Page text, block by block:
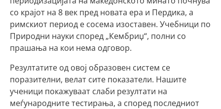
со крајот на 8 век пред новата ера и Пердика, а
римскиот период е сосема изоставен. Учебници по
Природни науки според „Кембриџ“, полни со
прашања на кои нема одговор.
Резултатите од овој образовен систем се
поразителни, велат сите показатели. Нашите
ученици покажуваат слаби резултати на
меѓународните тестирања, а според последниот